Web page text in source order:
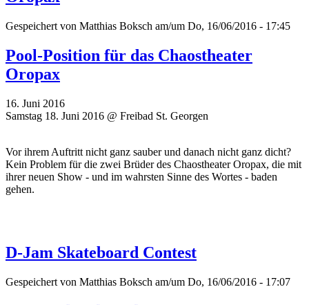
Gespeichert von Matthias Boksch am/um Do, 16/06/2016 - 17:45
Pool-Position für das Chaostheater
Oropax
16. Juni 2016
Samstag 18. Juni 2016 @ Freibad St. Georgen
Vor ihrem Auftritt nicht ganz sauber und danach nicht ganz dicht?
Kein Problem für die zwei Brüder des Chaostheater Oropax, die mit
ihrer neuen Show - und im wahrsten Sinne des Wortes - baden
gehen.
D-Jam Skateboard Contest
Gespeichert von Matthias Boksch am/um Do, 16/06/2016 - 17:07